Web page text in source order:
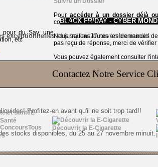
du Sav, une
etc
Pour accéder à un dossier déjà
consulter, le compléter, etc
Nous traitons toutes les demandes
pas reçu de réponse, merci de
Vous pouvez également consulter
Contactez Notre Service
E-
Tous
Découvrir la E-Cigarette
BLACK FRIDAY - CYBER
exceptionnelleset jusqu'au 27 novembre minuit!
avec
choix en zone commentaire de votre
nous enverrons notre sélection.
Profitez-en avant qu'il ne soit trop tard!!
stocks disponibles, du 25 au 27 novembre minuit.